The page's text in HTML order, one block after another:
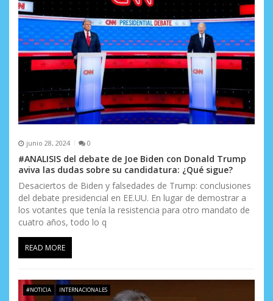
t
r
a
a
s
junio 28, 2024 0
#ANALISIS del debate de Joe Biden con Donald Trump
aviva las dudas sobre su candidatura: ¿Qué sigue?
Desaciertos de Biden y falsedades de Trump: conclusiones
del debate presidencial en EE.UU. En lugar de demostrar a
los votantes que tenía la resistencia para otro mandato de
cuatro años, todo lo q
READ MORE
#NOTICIA INTERNACIONALES